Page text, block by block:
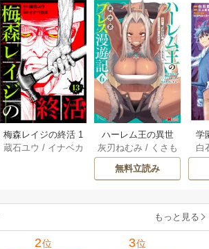
梅森レイジの終活 1
3巻
蔵石ユウ / イナベカ
ハーレム王の異世
界プレス漫遊記 ～
最強無双のおじさ
んはあらゆる種族
ミック） 6巻
灰刃ねむみ / くさも
ち
無料立読み
学
ア
（
白
もっと見る
2位 3位